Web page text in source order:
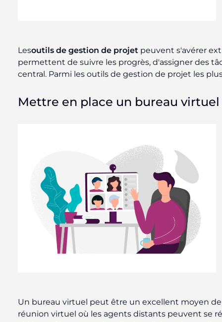
Lesoutils de gestion de projet peuvent s'avérer
permettent de suivre les progrès, d'assigner des
central. Parmi les outils de gestion de projet les
Mettre en place un bureau virtuel
Un bureau virtuel peut être un excellent moyen
réunion virtuel où les agents distants peuvent se